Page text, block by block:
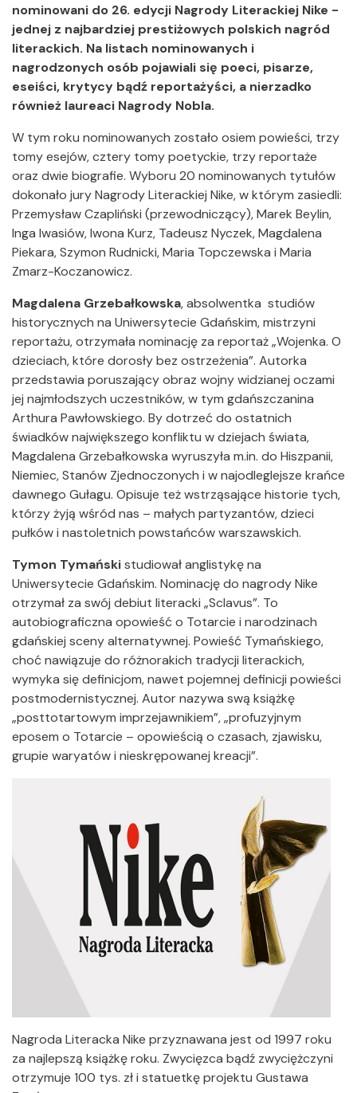
nominowani do 26. edycji Nagrody Literackiej Nike -
jednej z najbardziej prestiżowych polskich nagród
literackich. Na listach nominowanych i
nagrodzonych osób pojawiali się poeci, pisarze,
eseiści, krytycy bądź reportażyści, a nierzadko
również laureaci Nagrody Nobla.
W tym roku nominowanych zostało osiem powieści, trzy
tomy esejów, cztery tomy poetyckie, trzy reportaże
oraz dwie biografie. Wyboru 20 nominowanych tytułów
dokonało jury Nagrody Literackiej Nike, w którym zasiedli:
Przemysław Czapliński (przewodniczący), Marek Beylin,
Inga Iwasiów, Iwona Kurz, Tadeusz Nyczek, Magdalena
Piekara, Szymon Rudnicki, Maria Topczewska i Maria
Zmarz-Koczanowicz.
Magdalena Grzebałkowska, absolwentka studiów
historycznych na Uniwersytecie Gdańskim, mistrzyni
reportażu, otrzymała nominację za reportaż „Wojenka. O
dzieciach, które dorosły bez ostrzeżenia”. Autorka
przedstawia poruszający obraz wojny widzianej oczami
jej najmłodszych uczestników, w tym gdańszczanina
Arthura Pawłowskiego. By dotrzeć do ostatnich
świadków największego konfliktu w dziejach świata,
Magdalena Grzebałkowska wyruszyła m.in. do Hiszpanii,
Niemiec, Stanów Zjednoczonych i w najodleglejsze krańce
dawnego Gułagu. Opisuje też wstrząsające historie tych,
którzy żyją wśród nas – małych partyzantów, dzieci
pułków i nastoletnich powstańców warszawskich.
Tymon Tymańskistudiował anglistykę na
Uniwersytecie Gdańskim. Nominację do nagrody Nike
otrzymał za swój debiut literacki „Sclavus”. To
autobiograficzna opowieść o Totarcie i narodzinach
gdańskiej sceny alternatywnej. Powieść Tymańskiego,
choć nawiązuje do różnorakich tradycji literackich,
wymyka się definicjom, nawet pojemnej definicji powieści
postmodernistycznej. Autor nazywa swą książkę
„posttotartowym imprzejawnikiem”, „profuzyjnym
eposem o Totarcie – opowieścią o czasach, zjawisku,
grupie waryatów i nieskrępowanej kreacji”.
Nagroda Literacka Nike przyznawana jest od 1997 roku
za najlepszą książkę roku. Zwycięzca bądź zwyciężczyni
otrzymuje 100 tys. zł i statuetkę projektu Gustawa